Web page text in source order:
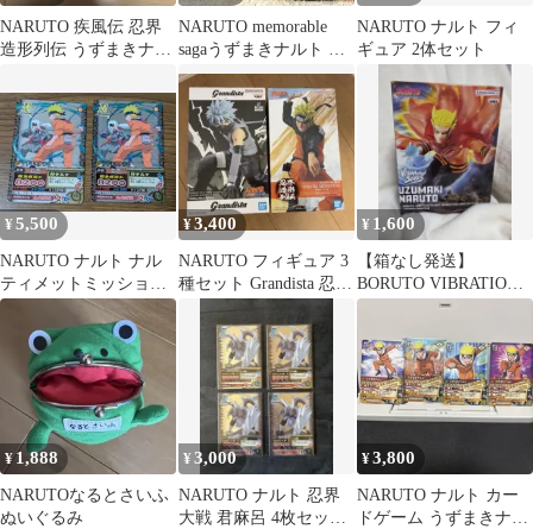
NARUTO 疾風伝 忍界
造形列伝 うずまきナル
NARUTO memorable
sagaうずまきナルト う
ちはサスケ セット
NARUTO ナルト フィ
ギュア 2体セット
¥5,500
NARUTO ナルト ナル
ティメットミッション
うずまきナルト 2枚セ
ット
¥3,400
NARUTO フィギュア 3
種セット Grandista 忍界
¥ 1,600
【箱なし発送】
BORUTO VIBRATION
STARS うずまきナルト
¥1,888
NARUTOなるとさいふ
ぬいぐるみ
¥3,000
NARUTO ナルト 忍界
大戦 君麻呂 4枚セット
¥3,800
NARUTO ナルト カー
ドゲーム うずまきナル